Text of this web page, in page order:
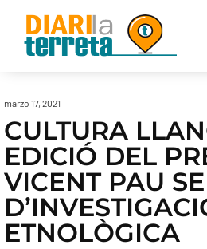
marzo 17, 2021
CULTURA
EDICIÓ DEL
VICENT PAU
ETNOLÒGICA